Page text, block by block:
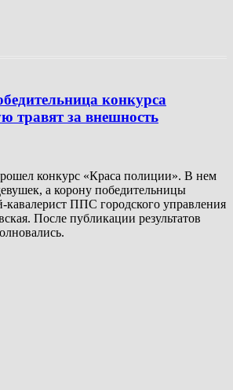
конкурса
травят за внешность
конкурс «Краса полиции». В нем
а корону победительницы
кавалерист ППС городского управления
После публикации результатов